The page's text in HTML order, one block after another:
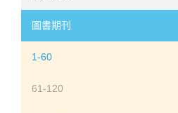
心理學家傳記
發展領域
社會與性格領域
1-20
21-60
61-100
圖書期刊
1-60
61-120